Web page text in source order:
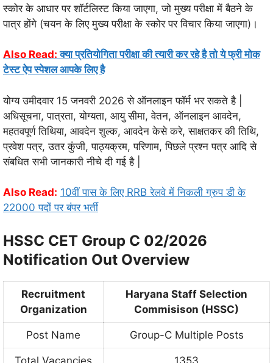
स्कोर के आधार पर शॉर्टलिस्ट किया जाएगा, जो मुख्य परीक्षा में बैठने के
पात्र होंगे (चयन के लिए मुख्य परीक्षा के स्कोर पर विचार किया जाएगा)।
Also Read: क्या प्रतियोगिता परीक्षा की त्यारी कर रहे है तो ये फ्री मोक
टेस्ट ऐप स्पेशल आपके लिए है
योग्य उमीदवार 15 जनवरी 2026 से ऑनलाइन फॉर्म भर सकते है |
अधिसूचना, पात्रता, योग्यता, आयु सीमा, वेतन, ऑनलाइन आवदेन,
महतवपूर्ण तिथिया, आवदेन शुल्क, आवदेन केसे करे, साक्षतकर की तिथि,
प्रवेश पत्र, उतर कुंजी, पाठ्यक्रम, परिणाम, पिछले प्रश्न पत्र आदि से
संबधित सभी जानकारी नीचे दी गई है |
Also Read: 10वीं पास के लिए RRB रेलवे में निकली ग्रुप डी के
22000 पदों पर बंपर भर्ती
HSSC CET Group C 02/2026
Notification Out Overview
Recruitment
Organization
Haryana Staff Selection
Commisison (HSSC)
Post Name Group-C Multiple Posts
Total Vacancies 1353